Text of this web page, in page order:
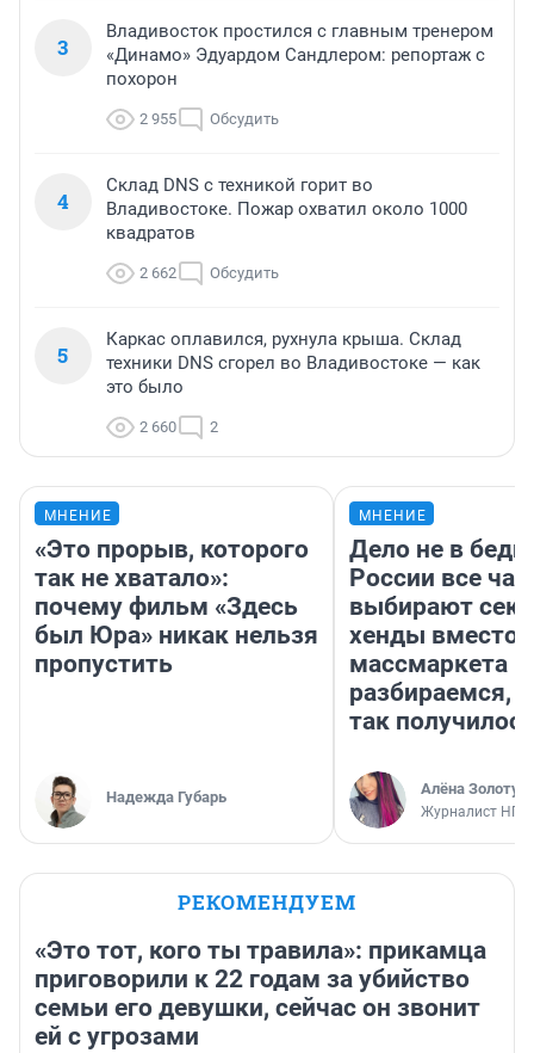
3
Владивосток простился с главным тренером
«Динамо» Эдуардом Сандлером: репортаж с
похорон
2 955 Обсудить
4
Склад DNS с техникой горит во
Владивостоке. Пожар охватил около 1000
квадратов
2 662 Обсудить
5
Каркас оплавился, рухнула крыша. Склад
техники DNS сгорел во Владивостоке — как
это было
2 660 2
МНЕНИЕ
«Это прорыв, которого
так не хватало»:
почему фильм «Здесь
был Юра» никак нельзя
пропустить
Надежда Губарь
МНЕНИЕ
Дело не в
России все
выбирают
хенды вместо
массмаркета —
разбираемся,
так
Алёна
Журналист НГС
РЕКОМЕНДУЕМ
«Это тот, кого ты травила»: прикамца
приговорили к 22 годам за убийство
семьи его девушки, сейчас он звонит
ей с угрозами